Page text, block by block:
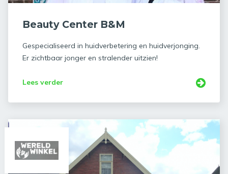
Beauty Center B&M
Gespecialiseerd in huidverbetering en huidverjonging.
Er zichtbaar jonger en stralender uitzien!
Lees verder